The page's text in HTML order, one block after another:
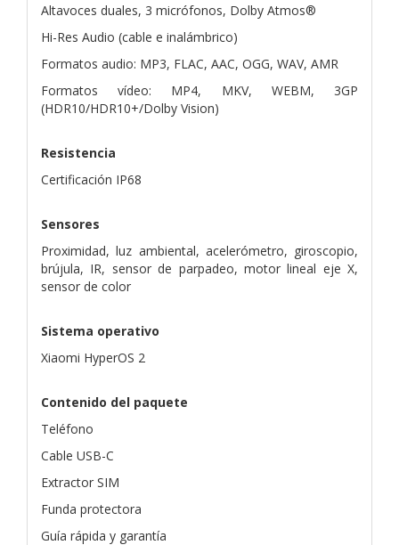
Altavoces duales, 3 micrófonos, Dolby Atmos®
Hi-Res Audio (cable e inalámbrico)
Formatos audio: MP3, FLAC, AAC, OGG, WAV, AMR
Formatos vídeo: MP4, MKV, WEBM, 3GP
(HDR10/HDR10+/Dolby Vision)
Resistencia
Certificación IP68
Sensores
Proximidad, luz ambiental, acelerómetro, giroscopio,
brújula, IR, sensor de parpadeo, motor lineal eje X,
sensor de color
Sistema operativo
Xiaomi HyperOS 2
Contenido del paquete
Teléfono
Cable USB-C
Extractor SIM
Funda protectora
Guía rápida y garantía